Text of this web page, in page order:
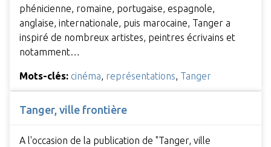
phénicienne, romaine, portugaise, espagnole,
anglaise, internationale, puis marocaine, Tanger a
inspiré de nombreux artistes, peintres écrivains et
notamment…
Mots-clés: cinéma, représentations, Tanger
Tanger, ville frontière
A l'occasion de la publication de "Tanger, ville